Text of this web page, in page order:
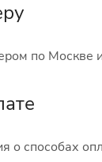
по Москве
о способах